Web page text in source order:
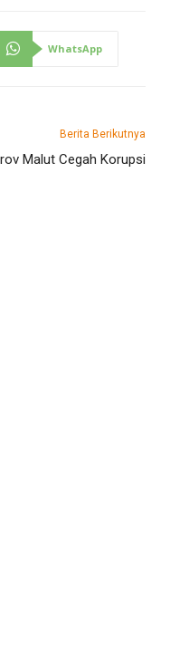
WhatsApp
Berita Berikutnya
Malut Cegah Korupsi